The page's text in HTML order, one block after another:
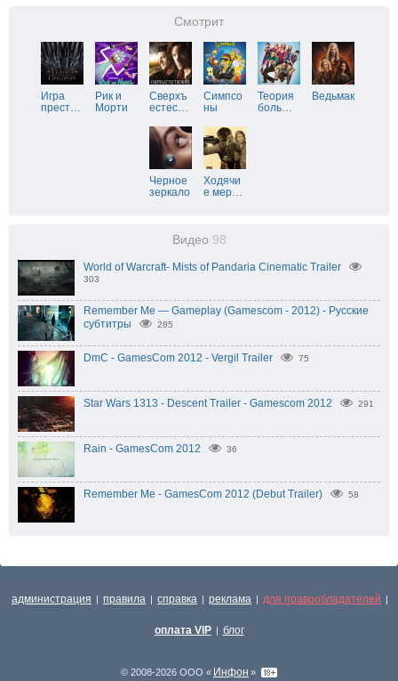
Смотрит
Игра
прест…
Рик и
Морти
Сверхъ
естес…
Симпсо
ны
Теория
боль…
Ведьмак
Черное
зеркало
Ходячи
е мер…
Видео 98
World of Warcraft- Mists of Pandaria Cinematic Trailer
303
Remember Me — Gameplay (Gamescom - 2012) - Русские
субтитры
285
DmC - GamesCom 2012 - Vergil Trailer 75
Star Wars 1313 - Descent Trailer - Gamescom 2012 291
Rain - GamesCom 2012 36
Remember Me - GamesCom 2012 (Debut Trailer) 58
администрация | правила | справка | реклама | для правообладателей |
оплата VIP | блог
© 2008-2026 ООО « Инфон »